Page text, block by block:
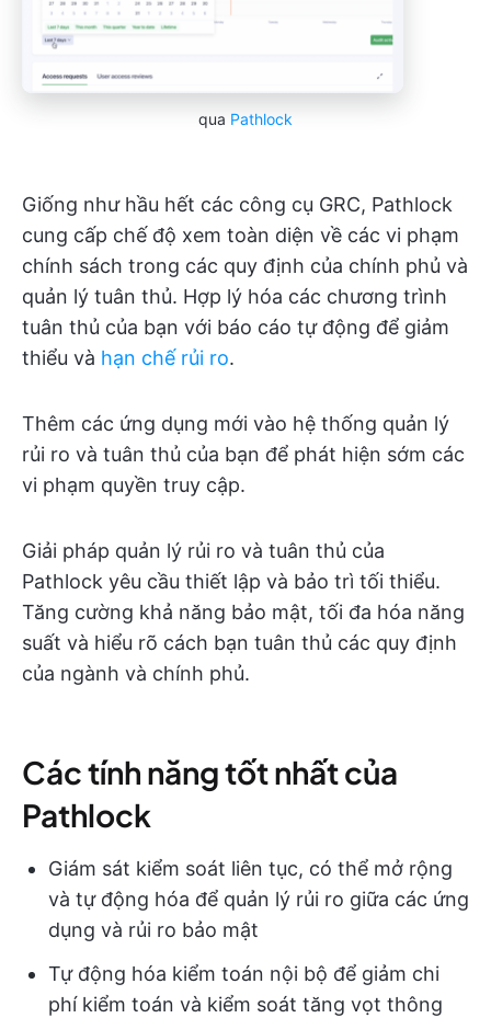
qua Pathlock
Giống như hầu hết các công cụ GRC, Pathlock
cung cấp chế độ xem toàn diện về các vi phạm
chính sách trong các quy định của chính phủ và
quản lý tuân thủ. Hợp lý hóa các chương trình
tuân thủ của bạn với báo cáo tự động để giảm
thiểu và hạn chế rủi ro.
Thêm các ứng dụng mới vào hệ thống quản lý
rủi ro và tuân thủ của bạn để phát hiện sớm các
vi phạm quyền truy cập.
Giải pháp quản lý rủi ro và tuân thủ của
Pathlock yêu cầu thiết lập và bảo trì tối thiểu.
Tăng cường khả năng bảo mật, tối đa hóa năng
suất và hiểu rõ cách bạn tuân thủ các quy định
của ngành và chính phủ.
Các tính năng tốt nhất của
Pathlock
Giám sát kiểm soát liên tục, có thể mở rộng
và tự động hóa để quản lý rủi ro giữa các ứng
dụng và rủi ro bảo mật
Tự động hóa kiểm toán nội bộ để giảm chi
phí kiểm toán và kiểm soát tăng vọt thông